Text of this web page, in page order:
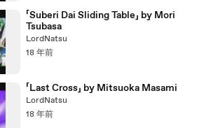
「Suberi Dai Sliding Table」 by Mori
Tsubasa
LordNatsu
18 年前
「Last Cross」 by Mitsuoka Masami
LordNatsu
18 年前